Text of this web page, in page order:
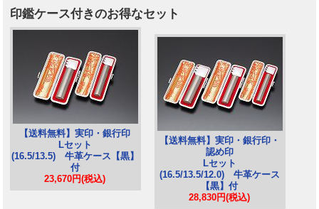
印鑑ケース付きのお得なセット
【送料無料】実印・銀行印
Lセット
(16.5/13.5) 牛革ケース【黒】
付
23,670円(税込)
【送料無料】実印・銀行印・
認め印
Lセット
(16.5/13.5/12.0) 牛革ケース
【黒】付
28,830円(税込)